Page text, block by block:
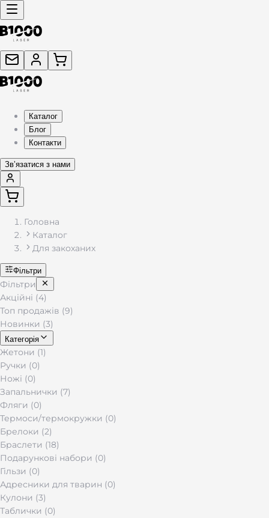
Каталог
Блог
Контакти
Звʼязатися з нами
Головна
Каталог
Для закоханих
Фільтри
Фільтри
Акційні (4)
Топ продажів (9)
Новинки (3)
Категорія
Жетони (1)
Ручки (0)
Ножі (0)
Запальнички (7)
Фляги (0)
Термоси/термокружки (0)
Брелоки (2)
Браслети (18)
Подарункові набори (0)
Гільзи (0)
Адресники для тварин (0)
Кулони (3)
Таблички (0)